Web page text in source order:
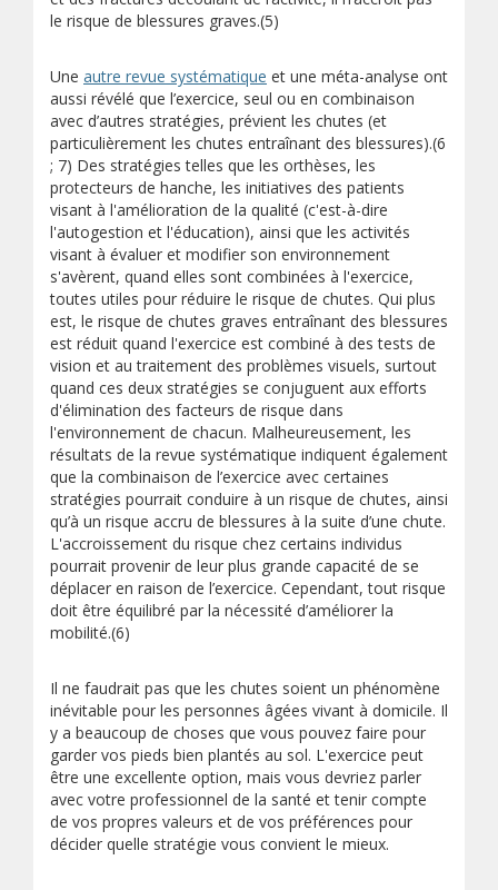
le risque de blessures graves.(5)
Une autre revue systématique et une méta-analyse ont
aussi révélé que l’exercice, seul ou en combinaison
avec d’autres stratégies, prévient les chutes (et
particulièrement les chutes entraînant des blessures).(6
; 7) Des stratégies telles que les orthèses, les
protecteurs de hanche, les initiatives des patients
visant à l'amélioration de la qualité (c'est-à-dire
l'autogestion et l'éducation), ainsi que les activités
visant à évaluer et modifier son environnement
s'avèrent, quand elles sont combinées à l'exercice,
toutes utiles pour réduire le risque de chutes. Qui plus
est, le risque de chutes graves entraînant des blessures
est réduit quand l'exercice est combiné à des tests de
vision et au traitement des problèmes visuels, surtout
quand ces deux stratégies se conjuguent aux efforts
d'élimination des facteurs de risque dans
l'environnement de chacun. Malheureusement, les
résultats de la revue systématique indiquent également
que la combinaison de l’exercice avec certaines
stratégies pourrait conduire à un risque de chutes, ainsi
qu’à un risque accru de blessures à la suite d’une chute.
L'accroissement du risque chez certains individus
pourrait provenir de leur plus grande capacité de se
déplacer en raison de l’exercice. Cependant, tout risque
doit être équilibré par la nécessité d’améliorer la
mobilité.(6)
Il ne faudrait pas que les chutes soient un phénomène
inévitable pour les personnes âgées vivant à domicile. Il
y a beaucoup de choses que vous pouvez faire pour
garder vos pieds bien plantés au sol. L'exercice peut
être une excellente option, mais vous devriez parler
avec votre professionnel de la santé et tenir compte
de vos propres valeurs et de vos préférences pour
décider quelle stratégie vous convient le mieux.